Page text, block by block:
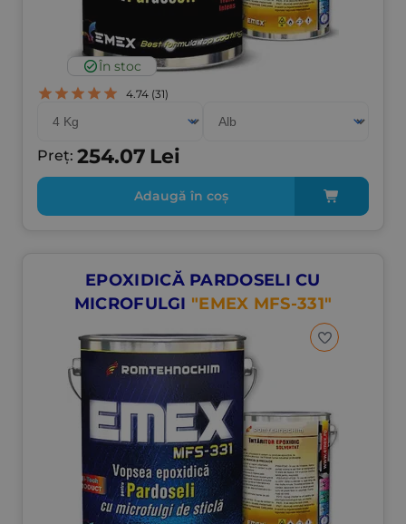
În stoc
4.74 (31)
Preț: 254.07 Lei
Adaugă în coș
EPOXIDICĂ PARDOSELI CU
MICROFULGI "EMEX MFS-331"